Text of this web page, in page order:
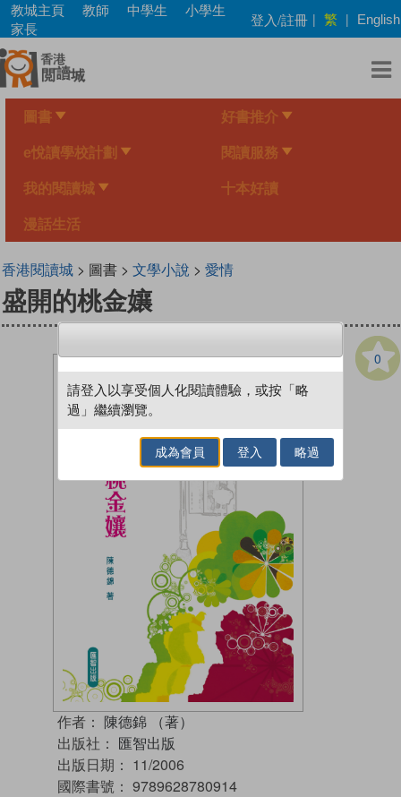
Skip
main
content
教城主頁 教師 中學生
小學生
家長
登入/註冊 | 繁 | English
圖書 好書推介
e悅讀學校計劃 閱讀服務
我的閱讀城 十本好讀
漫話生活
香港閱讀城> 圖書 > 文學小說 > 愛情
盛開的桃金孃
0
作者： 陳德錦 （著）
出版社： 匯智出版
出版日期： 11/2006
國際書號： 9789628780914
請登入以享受個人化閱讀體驗，或按「略
過」繼續瀏覽。
成為會員 登入 略過